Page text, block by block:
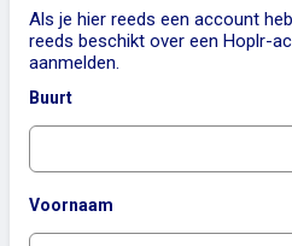
Als je hier reeds een account
reeds beschikt over een Hoplr-
aanmelden.
Buurt
Voornaam